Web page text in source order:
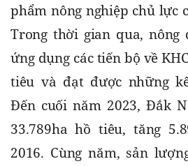
phẩm nông nghiệp chủ lực
Trong thời gian qua, nông
ứng dụng các tiến bộ về
tiêu và đạt được những
Đến cuối năm 2023, Đắk
33.789ha hồ tiêu, tăng
2016. Cùng năm, sản